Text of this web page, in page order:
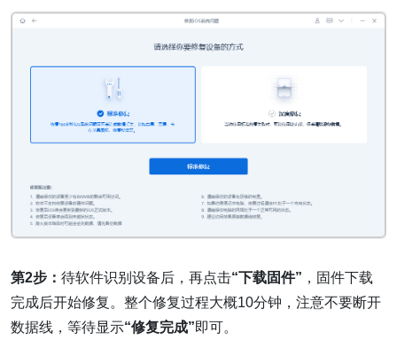
第2步： 待软件识别设备后，再点击“下载固件” ，固件下载
完成后开始修复。整个修复过程大概10分钟，注意不要断开
数据线，等待显示“修复完成”即可。